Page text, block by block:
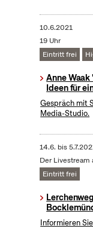
10.6.2021
19 Uhr
Eintritt frei
Anne Waak
Ideen für
Gespräch mit
Media-Studio.
14.6. bis
Der Livestream
Eintritt frei
Informieren